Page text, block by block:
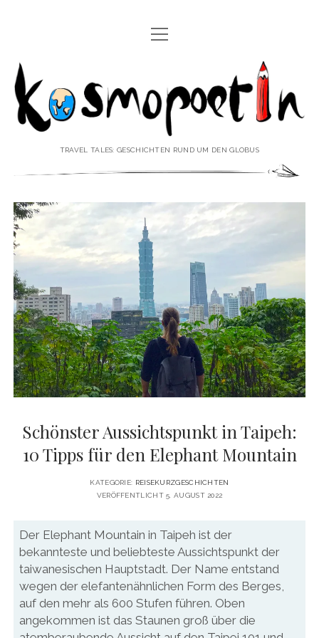
REISEREPORTAGEN
REISEPOESIE
REISEKOLUMNEN
REISEVIDEOS
REISESPECIALS
♥ ÜBER DEN REISEBLOG
Menü
öffnen
IMPRESSUM
DATENSCHUTZERKLÄRUNG
♥ ÜBER DIE AUTORIN Menü
öffnen
VITA
PRESSE & MEDIEN
MEDIADATEN
twitterfacebookpinterestyoutubeinstagram
Menü
öffnen
Kosmopoetin
TRAVEL TALES: GESCHICHTEN RUND UM DEN GLOBUS
Schönster Aussichtspunkt in Taipeh:
10 Tipps für den Elephant Mountain
KATEGORIE: REISEKURZGESCHICHTEN
VERÖFFENTLICHT 5. AUGUST 2022
Der Elephant Mountain in Taipeh ist der
bekannteste und beliebteste Aussichtspunkt der
taiwanesischen Hauptstadt. Der Name entstand
wegen der elefantenähnlichen Form des Berges,
auf den mehr als 600 Stufen führen. Oben
angekommen ist das Staunen groß über die